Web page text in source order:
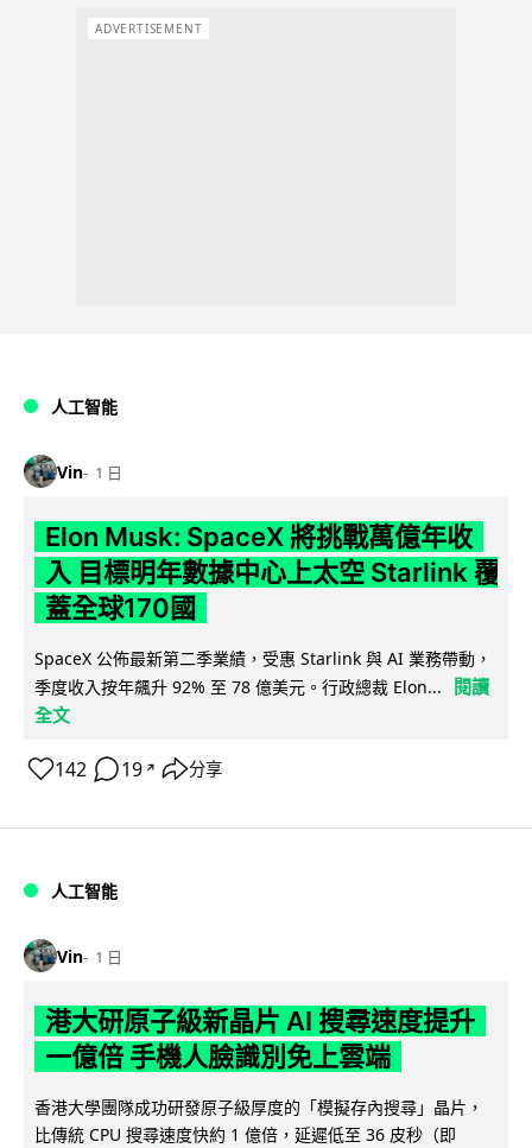
ADVERTISEMENT
人工智能
Vin 1 日
Elon Musk: SpaceX 將挑戰萬億年收
入 目標明年數據中心上太空 Starlink 覆
蓋全球170國
SpaceX 公佈最新第二季業績，受惠 Starlink 與 AI 業務帶動，
季度收入按年飆升 92% 至 78 億美元。行政總裁 Elon...
閱讀
全文
142 19 ↗ 分享
人工智能
Vin 1 日
港大研原子級新晶片 AI 搜尋速度提升
一億倍 手機人臉識別免上雲端
香港大學團隊成功研發原子級厚度的「模擬存內搜尋」晶片，
比傳統 CPU 搜尋速度快約 1 億倍，延遲低至 36 皮秒（即